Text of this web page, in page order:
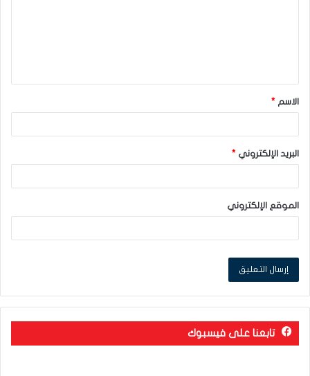
ق
*
الاسم *
البريد الإلكتروني *
الموقع الإلكتروني
تابعنا على فيسبوك